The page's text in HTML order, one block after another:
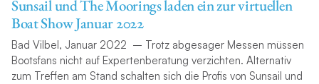
Sunsail und The Moorings laden ein zur virtuellen
Boat Show Januar 2022
Bad Vilbel, Januar 2022 – Trotz abgesager Messen müssen
Bootsfans nicht auf Expertenberatung verzichten. Alternativ
zum Treffen am Stand schalten sich die Profis von Sunsail und